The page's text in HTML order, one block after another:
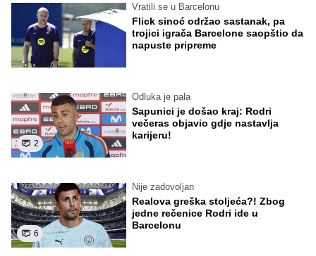
Vratili se u Barcelonu
Flick sinoć održao sastanak, pa
trojici igrača Barcelone saopštio da
napuste pripreme
2
Odluka je pala
Sapunici je došao kraj: Rodri
večeras objavio gdje nastavlja
karijeru!
6
Nije zadovoljan
Realova greška stoljeća?! Zbog
jedne rečenice Rodri ide u
Barcelonu